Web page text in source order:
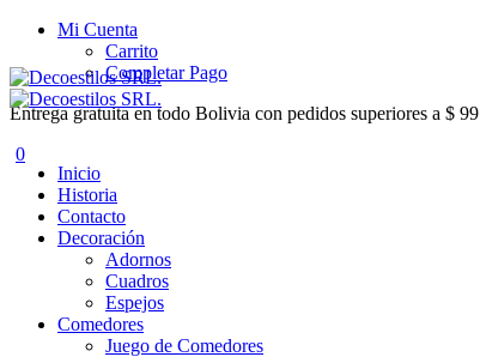
Mi Cuenta
Carrito
Completar Pago
Entrega gratuita en todo Bolivia con pedidos superiores a $ 99
0
Inicio
Historia
Contacto
Decoración
Adornos
Cuadros
Espejos
Comedores
Juego de Comedores